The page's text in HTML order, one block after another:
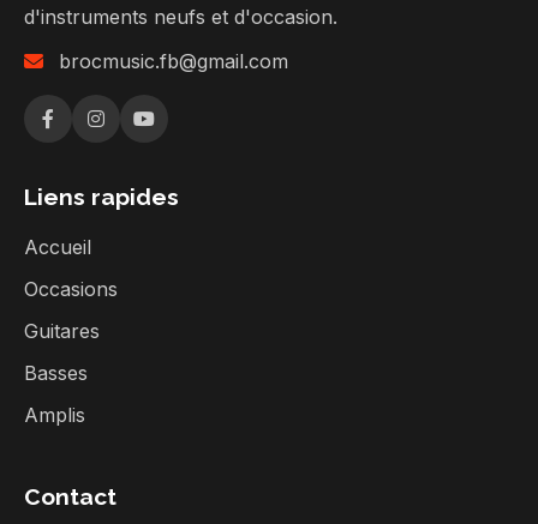
d'instruments neufs et d'occasion.
brocmusic.fb@gmail.com
Liens rapides
Accueil
Occasions
Guitares
Basses
Amplis
Contact